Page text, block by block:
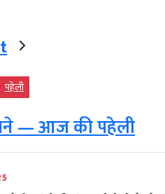
पहेली
— आज की पहेली